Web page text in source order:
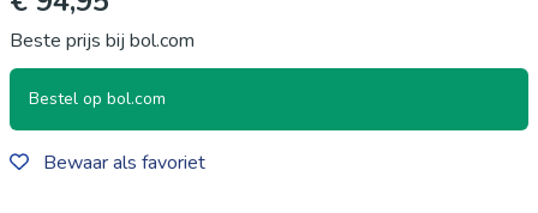
Beste prijs bij bol.com
Bestel op bol.com
Bewaar als favoriet